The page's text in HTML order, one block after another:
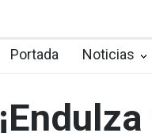
Portada Noticias